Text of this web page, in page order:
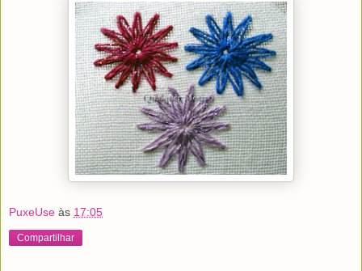
PuxeUse às 17:05
Compartilhar